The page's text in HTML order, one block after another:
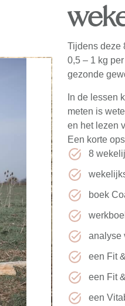
Tijdens deze
0,5 – 1 kg
gezonde
In de lessen
meten is
en het lezen
Een korte
8
boek
analyse
een Fit
een Fit
een